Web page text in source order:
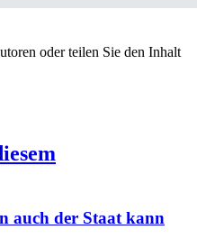
oder teilen Sie den Inhalt
auch der Staat kann